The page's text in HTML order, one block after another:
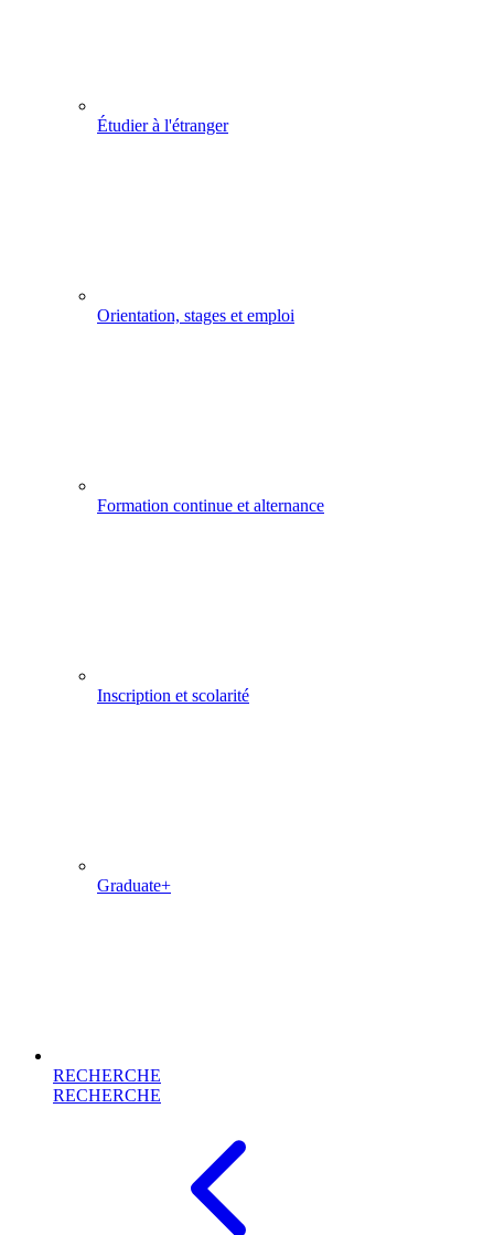
Étudier à l'étranger
Orientation, stages et emploi
Formation continue et alternance
Inscription et scolarité
Graduate+
RECHERCHE
RECHERCHE